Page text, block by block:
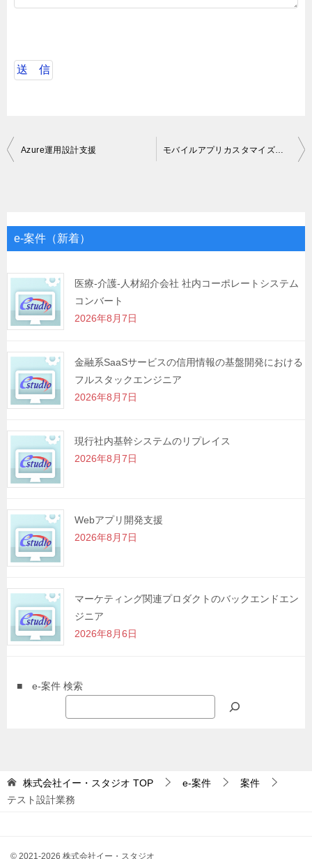
投
ゲ
シ
ョ
ン
Azure運用設計支援 モバイルアプリカスタマイズ開発PM支援
e-案件（新着）
医療-介護-人材紹介会社 社内コーポレートシステム
コンバート
2026年8月7日
金融系SaaSサービスの信用情報の基盤開発における
フルスタックエンジニア
2026年8月7日
現行社内基幹システムのリプレイス
2026年8月7日
Webアプリ開発支援
2026年8月7日
マーケティング関連プロダクトのバックエンドエン
ジニア
2026年8月6日
■ e-案件 検索
株式会社イー・スタジオ TOP e-案件
案件
テスト設計業務
© 2021-2026 株式会社イー・スタジオ